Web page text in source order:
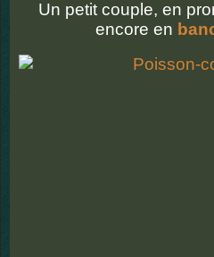
Un petit couple, en
encore en